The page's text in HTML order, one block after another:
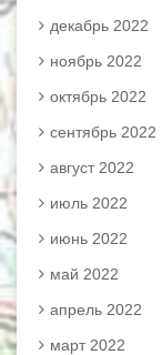
декабрь 2022
ноябрь 2022
октябрь 2022
сентябрь 2022
август 2022
июль 2022
июнь 2022
май 2022
апрель 2022
март 2022